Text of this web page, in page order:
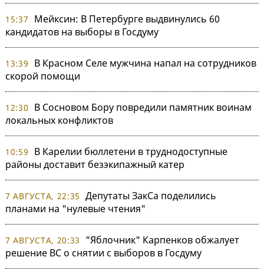
15:37
Мейксин: В Петербурге выдвинулись 60
кандидатов на выборы в Госдуму
13:39
В Красном Селе мужчина напал на сотрудников
скорой помощи
12:30
В Сосновом Бору повредили памятник воинам
локальных конфликтов
10:59
В Карелии бюллетени в труднодоступные
районы доставит безэкипажный катер
7 АВГУСТА, 22:35 Депутаты ЗакСа поделились
планами на "нулевые чтения"
7 АВГУСТА, 20:33
"Яблочник" Карпенков обжалует
решение ВС о снятии с выборов в Госдуму